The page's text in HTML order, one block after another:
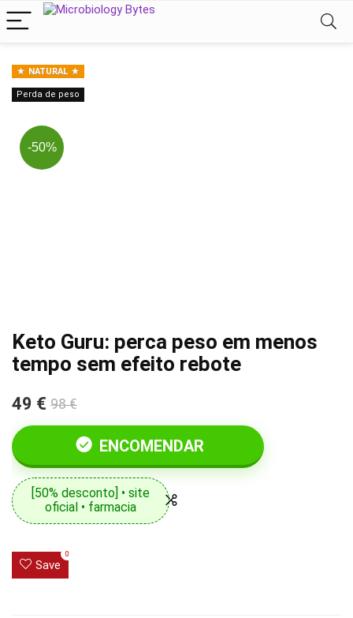
NATURAL
Perda de peso
-50%
Keto Guru: perca peso em menos
tempo sem efeito rebote
49 € 98 €
ENCOMENDAR
[50% desconto] • site
oficial • farmacia
Save
0